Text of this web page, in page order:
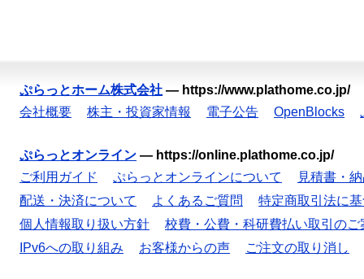
ぷらっとホーム株式会社 — https://www.plathome.co.jp/
会社概要
株主・投資家情報 電子公告 OpenBlocks
ぷらっとオンライン — https://online.plathome.co.jp/
ご利用ガイド
ぷらっとオンラインについて
見積書・
配送・決済について
よくあるご質問
特定商取引法に
個人情報取り扱い方針
校費・公費・科研費払い取引のご
IPv6への取り組み
お客様からの声 ご注文の取り消し